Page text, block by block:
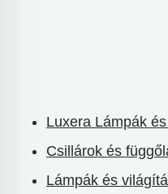
Luxera Lámpák
Csillárok és
Lámpák és